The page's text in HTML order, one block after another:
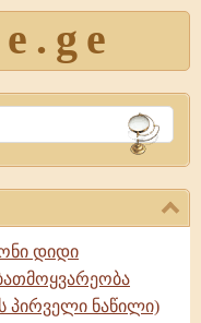
დიდი
პირველი ნაწილი)